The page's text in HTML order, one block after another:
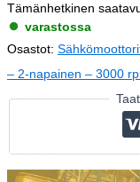
Tämänhetkinen
varastossa
Osastot:
– 2-napainen – 3000